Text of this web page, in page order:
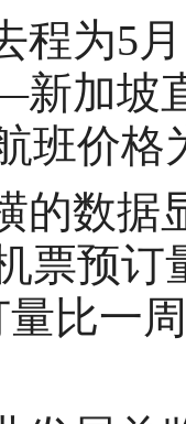
程为5
新加坡
班价格
的数据
票预
量比一